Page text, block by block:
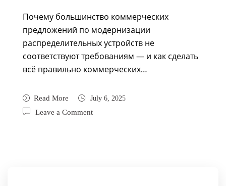
Почему большинство коммерческих
предложений по модернизации
распределительных устройств не
соответствуют требованиям — и как сделать
всё правильно коммерческих…
Read More July 6, 2025
Leave a Comment